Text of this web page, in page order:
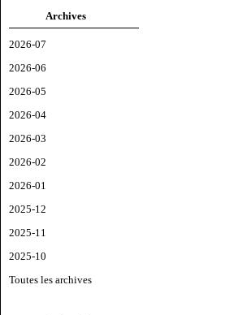
Archives
2026-07
2026-06
2026-05
2026-04
2026-03
2026-02
2026-01
2025-12
2025-11
2025-10
Toutes les archives